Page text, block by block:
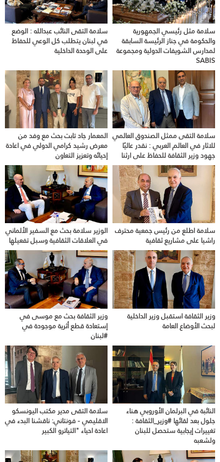
سلامة مثل رئيسي الجمهورية
والحكومة في جناز الرئيسة السابقة
لمدارس الشويفات الدولية ومجموعة
SABIS
سلامة التقى النائب عبدالله : الوضع
في لبنان يتطلب كل الوعي للحفاظ
على الوحدة الداخلية
سلامة التقى ممثل الصندوق العالمي
للاثار في العالم العربي : نقدر عاليًا
جهود وزير الثقافة للحفاظ على ارثنا
المعمار جاد تابت بحث مع وفد من
معرض رشيد كرامي الدولي في اعادة
إحيائه وتعزيز التعاون
سلامة اطلع من رئيس جمعية محترف
راشيا على مشاريع ثقافية
الوزير سلامة بحث مع السفير الألماني
في العلاقات الثقافية وسبل تفعيلها
وزير الثقافة استقبل وزير الداخلية
لبحث الأوضاع العامة
وزير الثقافة بحث مع موسى في
إستعادة قطع أثرية موجودة في
#لبنان
النائبة في البرلمان الأوروبي هناء
جلول بعد لقائها #وزير_الثقافة :
تغييرات إيجابية ستحصل للبنان
ولشعبه
سلامة التقى مدير مكتب اليونسكو
الاقليمي - فونتاني: ناقشنا البدء في
اعادة احياء "التياترو الكبير